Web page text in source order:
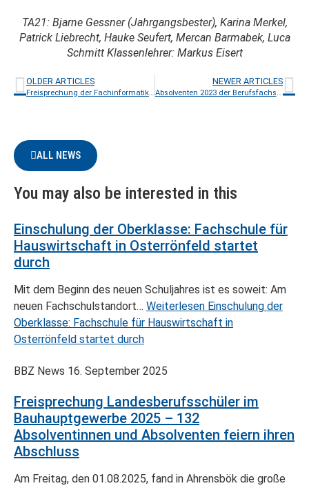
TA21: Bjarne Gessner (Jahrgangsbester), Karina Merkel,
Patrick Liebrecht, Hauke Seufert, Mercan Barmabek, Luca
Schmitt Klassenlehrer: Markus Eisert
OLDER ARTICLES
Freisprechung der Fachinformatiker/innen 2023
NEWER ARTICLES
Absolventen 2023 der Berufsfachschule I: Allgemeine Technik und Gestaltung (BFS I) am BBZ am Nord-Ostsee-Kanal
ALL NEWS
You may also be interested in this
Einschulung der Oberklasse: Fachschule für
Hauswirtschaft in Osterrönfeld startet
durch
Mit dem Beginn des neuen Schuljahres ist es soweit: Am
neuen Fachschulstandort… Weiterlesen Einschulung der
Oberklasse: Fachschule für Hauswirtschaft in
Osterrönfeld startet durch
BBZ News 16. September 2025
Freisprechung Landesberufsschüler im
Bauhauptgewerbe 2025 – 132
Absolventinnen und Absolventen feiern ihren
Abschluss
Am Freitag, den 01.08.2025, fand in Ahrensbök die große